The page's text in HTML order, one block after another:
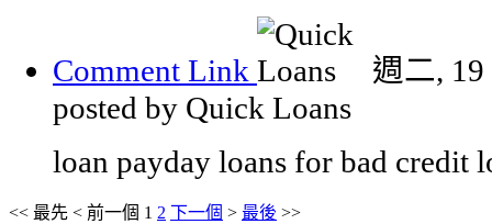
Comment Link
週二,
posted by Quick Loans
loan payday loans for bad credit
<< 最先 < 前一個 1 2 下一個 > 最後 >>